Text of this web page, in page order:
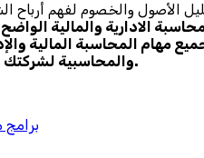
الأصول والخصوم لفهم أرباح
الادارية والمالية
مهام المحاسبة المالية
والمحاسبية لشركتكواستمتع بمزاياه.